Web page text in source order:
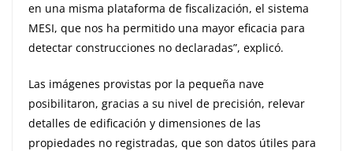
en una misma plataforma de fiscalización, el sistema
MESI, que nos ha permitido una mayor eficacia para
detectar construcciones no declaradas”, explicó.
Las imágenes provistas por la pequeña nave
posibilitaron, gracias a su nivel de precisión, relevar
detalles de edificación y dimensiones de las
propiedades no registradas, que son datos útiles para